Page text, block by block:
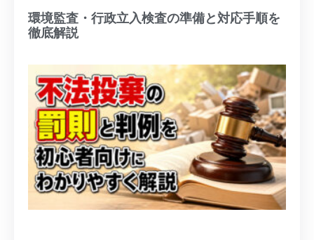
環境監査・行政立入検査の準備と対応手順を
徹底解説